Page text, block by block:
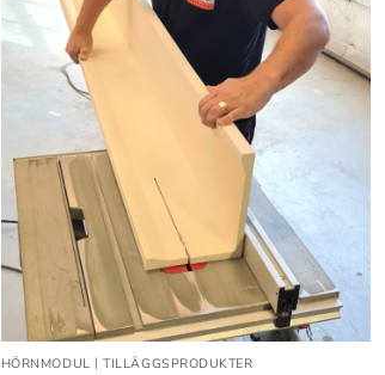
Lägg till
önskelistan
HÖRNMODUL |TILLÄGGSPRODUKTER